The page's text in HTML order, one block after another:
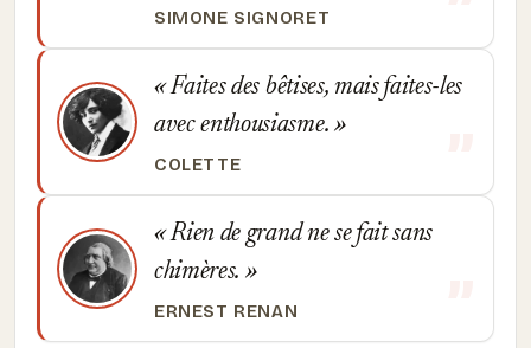
SIMONE SIGNORET
Faites des bêtises, mais faites-les
avec enthousiasme.
COLETTE
Rien de grand ne se fait sans
chimères.
ERNEST RENAN